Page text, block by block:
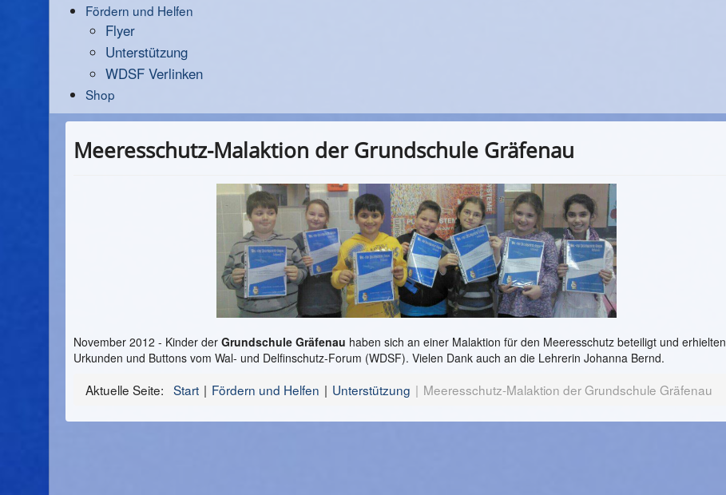
Fördern und Helfen
Flyer
Unterstützung
WDSF Verlinken
Shop
Meeresschutz-Malaktion der Grundschule Gräfenau
November 2012 - Kinder der Grundschule Gräfenau haben sich an einer Malaktion für den Meeresschutz beteiligt und erhielten
Urkunden und Buttons vom Wal- und Delfinschutz-Forum (WDSF). Vielen Dank auch an die Lehrerin Johanna Bernd.
Aktuelle Seite: Start Fördern und Helfen Unterstützung Meeresschutz-Malaktion der Grundschule Gräfenau